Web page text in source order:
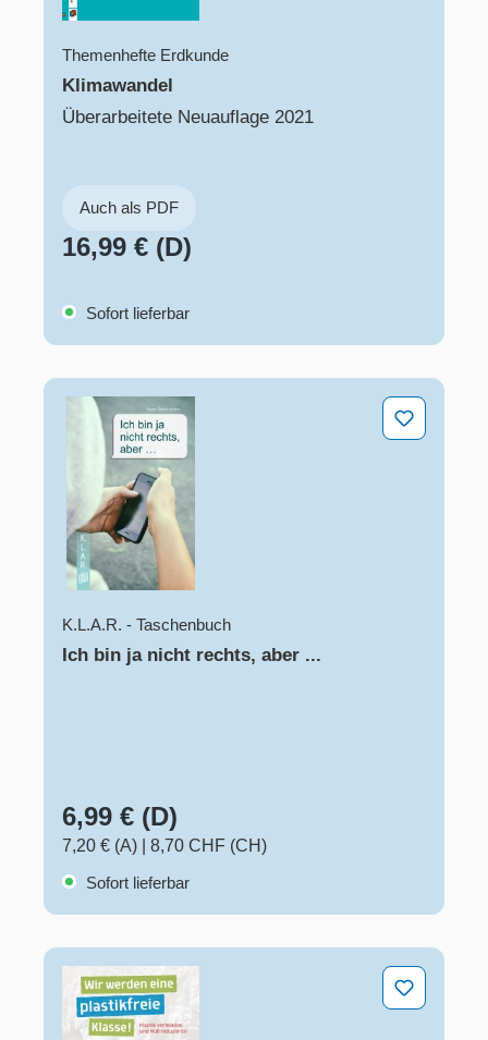
Themenhefte Erdkunde
Klimawandel
Überarbeitete Neuauflage 2021
Auch als PDF
16,99 € (D)
Sofort lieferbar
Ich bin ja nicht rechts, aber ...
K.L.A.R. - Taschenbuch
Ich bin ja nicht rechts, aber ...
6,99 € (D)
7,20 € (A)
8,70 CHF (CH)
Sofort lieferbar
Wir werden eine plastikfreie Klasse! Plastik